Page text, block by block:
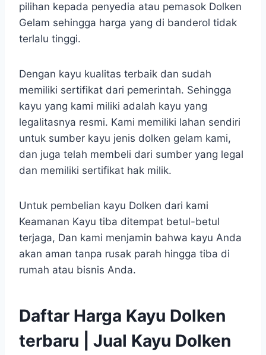
pilihan kepada penyedia atau pemasok Dolken
Gelam sehingga harga yang di banderol tidak
terlalu tinggi.
Dengan kayu kualitas terbaik dan sudah
memiliki sertifikat dari pemerintah. Sehingga
kayu yang kami miliki adalah kayu yang
legalitasnya resmi. Kami memiliki lahan sendiri
untuk sumber kayu jenis dolken gelam kami,
dan juga telah membeli dari sumber yang legal
dan memiliki sertifikat hak milik.
Untuk pembelian kayu Dolken dari kami
Keamanan Kayu tiba ditempat betul-betul
terjaga, Dan kami menjamin bahwa kayu Anda
akan aman tanpa rusak parah hingga tiba di
rumah atau bisnis Anda.
Daftar Harga Kayu Dolken
terbaru | Jual Kayu Dolken